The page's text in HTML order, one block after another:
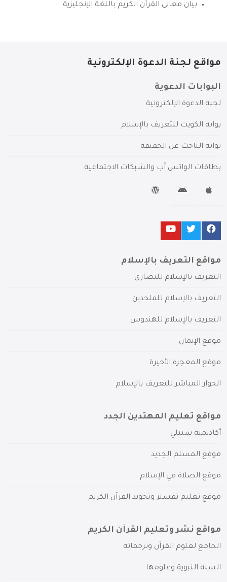
بيان معاني القرآن الكريم باللغة الإنجليزية
مواقع لجنة الدعوة الإلكترونية
البوابات الدعوية
لجنة الدعوة الإلكترونية
بوابة الكويت للتعريف بالإسلام
بوابة الباحث عن الحقيقة
بطاقات الواتس آب والشبكات الاجتماعية
مواقع التعريف بالإسلام
التعريف بالإسلام للنصارى
التعريف بالإسلام للملحدين
التعريف بالإسلام للهندوس
موقع الإيمان
موقع المعجزة الأخيرة
الحوار المباشر للتعريف بالإسلام
مواقع تعليم المهتدين الجدد
أكاديمية سبيلي
موقع المسلم الجديد
موقع الصلاة في الإسلام
موقع تعليم تفسير وتجويد القرآن الكريم
مواقع نشر وتعليم القرآن الكريم
الجامع لعلوم القرآن وترجماته
السنة النبوية وعلومها